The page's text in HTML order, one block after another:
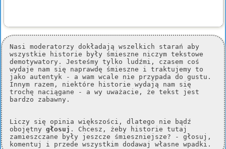
Nasi moderatorzy dokładają wszelkich starań aby
wszystkie historie były śmieszne niczym tekstowe
demotywatory. Jesteśmy tylko ludźmi, czasem coś
wydaje nam się naprawdę śmieszne i traktujemy to
jako autentyk - a wam wcale nie przypada do gustu.
Innym razem, niektóre historie wydają nam się
trochę naciągane - a wy uważacie, że tekst jest
bardzo zabawny.
Liczy się opinia większości, dlatego nie bądź
obojętny głosuj . Chcesz, żeby historie tutaj
zamieszczane były jeszcze śmieszniejsze? - głosuj,
komentuj i przede wszystkim dodawaj własne wpadki.